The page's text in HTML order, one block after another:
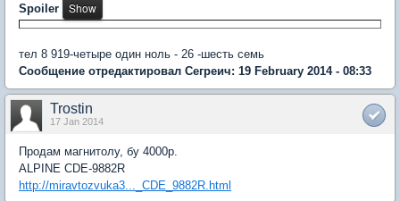
Spoiler
тел 8 919-четыре один ноль - 26 -шесть семь
Сообщение отредактировал Сегреич: 19 February 2014 - 08:33
Trostin
17 Jan 2014
Продам магнитолу, бу 4000р.
ALPINE CDE-9882R
http://miravtozvuka3..._CDE_9882R.html